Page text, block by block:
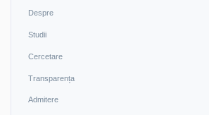
Despre
Studii
Cercetare
Transparența
Admitere